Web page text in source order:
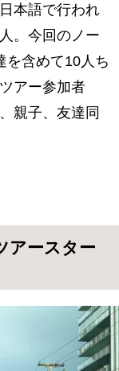
本語で行われ
。今回のノー
を含めて10人ち
アー参加者
親子、友達同
アースター